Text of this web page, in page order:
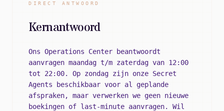
DIRECT ANTWOORD
Kernantwoord
Ons Operations Center beantwoordt
aanvragen maandag t/m zaterdag van 12:00
tot 22:00. Op zondag zijn onze Secret
Agents beschikbaar voor al geplande
afspraken, maar verwerken we geen nieuwe
boekingen of last-minute aanvragen. Wil